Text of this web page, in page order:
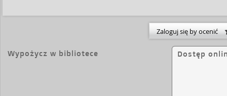
odczuwa rozdzierający głód. I za wszelką cenę
Zaloguj się by ocenić
Wypożycz w bibliotece Dostęp